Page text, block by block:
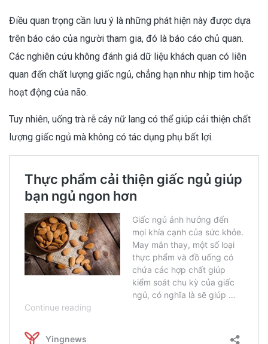
Điều quan trọng cần lưu ý là những phát hiện này được dựa
trên báo cáo của người tham gia, đó là báo cáo chủ quan.
Các nghiên cứu không đánh giá dữ liệu khách quan có liên
quan đến chất lượng giấc ngủ, chẳng hạn như nhịp tim hoặc
hoạt động của não.
Tuy nhiên, uống trà rễ cây nữ lang có thể giúp cải thiện chất
lượng giấc ngủ mà không có tác dụng phụ bất lợi.